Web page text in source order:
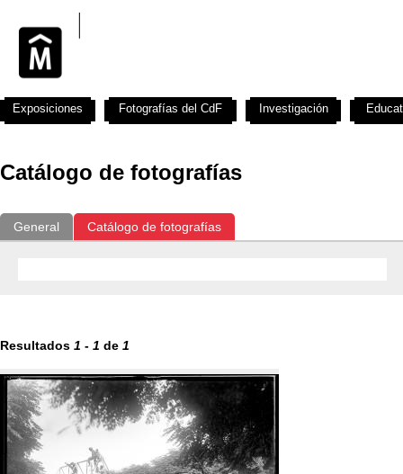
Catálogo de fotografías
General Catálogo de fotografías
Resultados 1 - 1 de 1
Exposiciones Fotografías del CdF Investigación